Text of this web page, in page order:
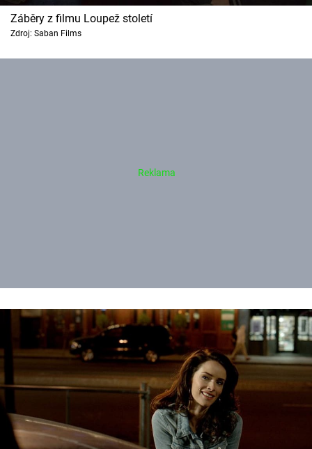
Záběry z filmu Loupež století
Zdroj: Saban Films